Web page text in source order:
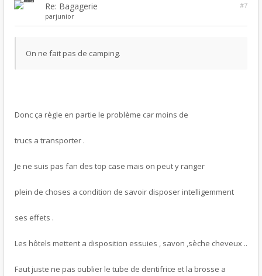
Re: Bagagerie
#7
parjunior
On ne fait pas de camping.
Donc ça règle en partie le problème car moins de
trucs a transporter .
Je ne suis pas fan des top case mais on peut y ranger
plein de choses a condition de savoir disposer intelligemment
ses effets .
Les hôtels mettent a disposition essuies , savon ,sèche cheveux ..
Faut juste ne pas oublier le tube de dentifrice et la brosse a